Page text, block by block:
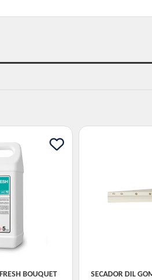
BOUQUET
SECADOR DIL